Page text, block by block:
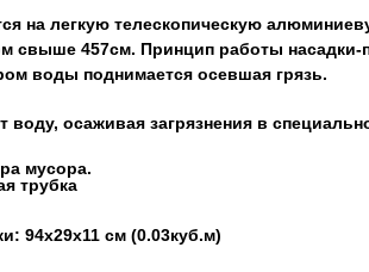
на легкую телескопическую
свыше 457см. Принцип работы насадки-
воды поднимается осевшая грязь.
воду, осаживая загрязнения в
мусора.
трубка
94х29х11 см (0.03куб.м)